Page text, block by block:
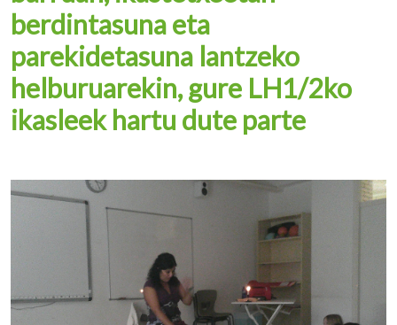
berdintasuna eta
parekidetasuna lantzeko
helburuarekin, gure LH1/2ko
ikasleek hartu dute parte